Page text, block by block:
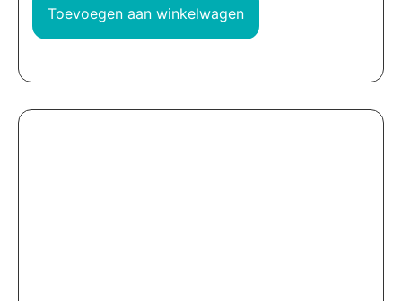
Toevoegen aan winkelwagen